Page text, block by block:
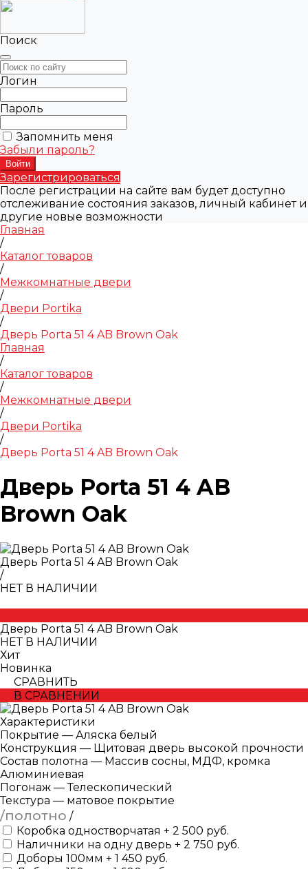
Поиск
Логин
Пароль
Запомнить меня
Забыли пароль?
Зарегистрироваться
После регистрации на сайте вам будет доступно
отслеживание состояния заказов, личный кабинет и
другие новые возможности
Главная
/
Каталог товаров
/
Межкомнатные двери
/
Двери Portika
/
Дверь Porta 51 4 AB Brown Oak
Главная
/
Каталог товаров
/
Межкомнатные двери
/
Двери Portika
/
Дверь Porta 51 4 AB Brown Oak
Дверь Porta 51 4 AB
Brown Oak
Дверь Porta 51 4 AB Brown Oak
/
НЕТ В НАЛИЧИИ
Дверь Porta 51 4 AB Brown Oak
НЕТ В НАЛИЧИИ
Хит
Новинка
СРАВНИТЬ
В СРАВНЕНИИ
Характеристики
Покрытие — Аляска белый
Конструкция — Щитовая дверь высокой прочности
Состав полотна — Массив сосны, МДФ, кромка
Алюминиевая
Погонаж — Телескопический
Текстура — матовое покрытие
/полотно /
Коробка одностворчатая + 2 500 руб.
Наличники на одну дверь + 2 750 руб.
Доборы 100мм + 1 450 руб.